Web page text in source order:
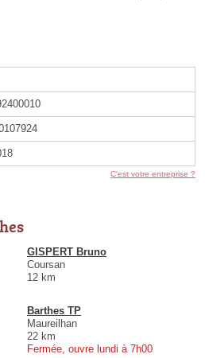
C'est votre entreprise ?
GISPERT Bruno
Coursan
12 km
Barthes TP
Maureilhan
22 km
Fermée, ouvre lundi à 7h00